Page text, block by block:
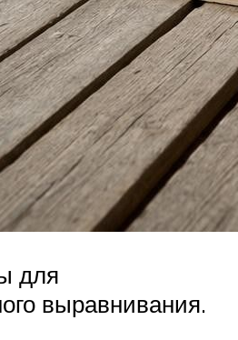
для
выравнивания.